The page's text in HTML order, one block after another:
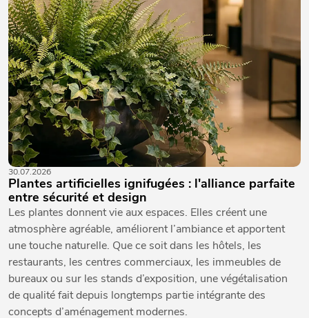
30.07.2026
Plantes artificielles ignifugées : l'alliance parfaite
entre sécurité et design
Les plantes donnent vie aux espaces. Elles créent une
atmosphère agréable, améliorent l’ambiance et apportent
une touche naturelle. Que ce soit dans les hôtels, les
restaurants, les centres commerciaux, les immeubles de
bureaux ou sur les stands d’exposition, une végétalisation
de qualité fait depuis longtemps partie intégrante des
concepts d’aménagement modernes.